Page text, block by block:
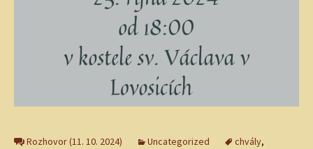
Rozhovor (11. 10. 2024) Uncategorized chvály,